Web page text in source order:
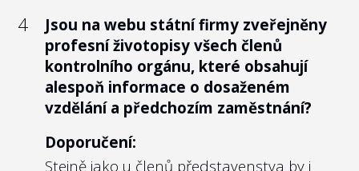
Vyhodnocuje státní firma na webu nebo
ve výroční zprávě plnění plánovaných
výkonnostních kritérií (KPIs) jako tržby,
zisk či ukazatele týkající se předmětu
podnikání státní firmy zpětně za
předcházející rok?
4
Jsou na webu státní firmy zveřejněny
profesní životopisy všech členů
kontrolního orgánu, které obsahují
alespoň informace o dosaženém
vzdělání a předchozím zaměstnání?
Doporučení:
Stejně jako u členů představenstva by i